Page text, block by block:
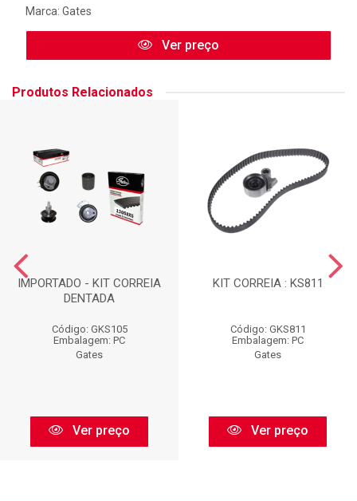
Marca: Gates
Ver preço
Produtos Relacionados
IMPORTADO - KIT CORREIA
DENTADA
Código: GKS105
Embalagem: PC
Gates
Ver preço
KIT CORREIA : KS811
Código: GKS811
Embalagem: PC
Gates
Ver preço